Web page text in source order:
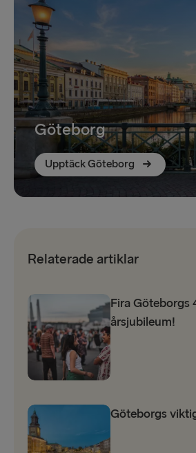
Göteborg
Upptäck Göteborg
Relaterade artiklar
Fira Göteborgs
årsjubileum!
Göteborgs